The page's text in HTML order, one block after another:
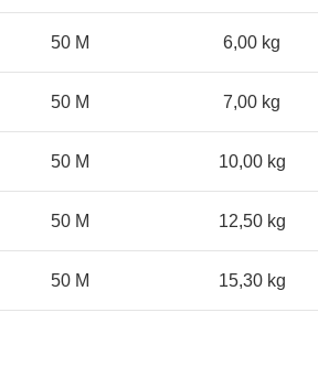
50 Μ 6,00 kg
50 Μ 7,00 kg
50 Μ 10,00 kg
50 Μ 12,50 kg
50 Μ 15,30 kg